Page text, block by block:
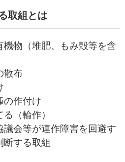
取組とは
機物（堆肥、もみ殻等を含
散布
の作付け
（輪作）
議会等が連作障害を回避す
断する取組